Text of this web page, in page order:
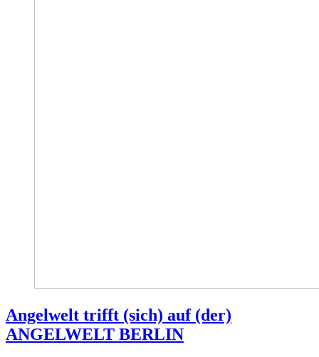
Angelwelt trifft (sich) auf (der)
ANGELWELT BERLIN